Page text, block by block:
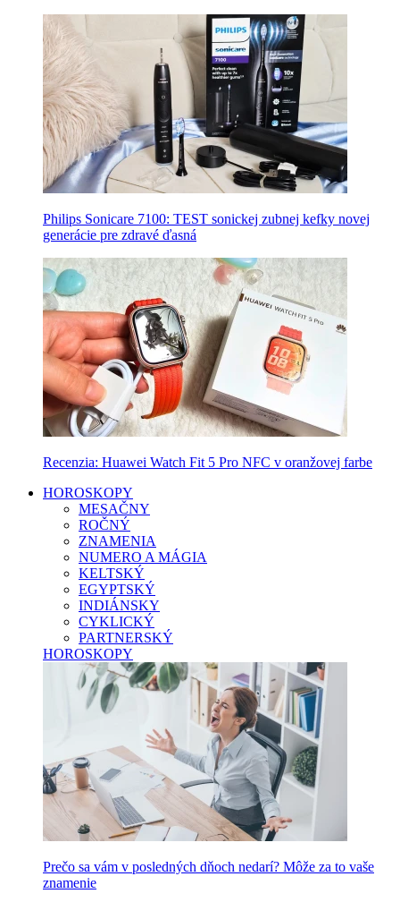
Philips Sonicare 7100: TEST sonickej zubnej kefky novej
generácie pre zdravé ďasná
Recenzia: Huawei Watch Fit 5 Pro NFC v oranžovej farbe
HOROSKOPY
MESAČNY
ROČNÝ
ZNAMENIA
NUMERO A MÁGIA
KELTSKÝ
EGYPTSKÝ
INDIÁNSKY
CYKLICKÝ
PARTNERSKÝ
HOROSKOPY
Prečo sa vám v posledných dňoch nedarí? Môže za to vaše
znamenie